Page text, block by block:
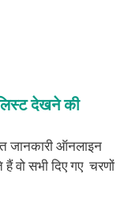
देखने की
जानकारी ऑनलाइन
वो सभी दिए गए चरणों